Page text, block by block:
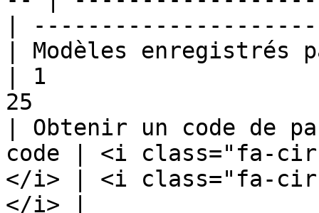
|
| Modèles enregistrés
| 1
25
| Obtenir un code de
code | <i class="fa-
</i> | <i class="fa-
</i> |